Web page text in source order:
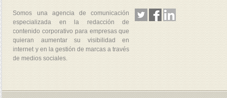
Somos una agencia de comunicación
especializada en la redacción de
contenido corporativo para empresas que
quieran aumentar su visibilidad en
internet y en la gestión de marcas a través
de medios sociales.